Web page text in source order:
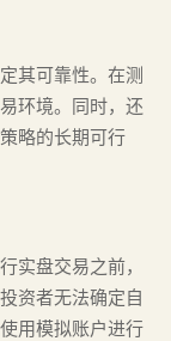
其可靠性。在测
环境。同时，还
略的长期可行
实盘交易之前，
资者无法确定自
用模拟账户进行